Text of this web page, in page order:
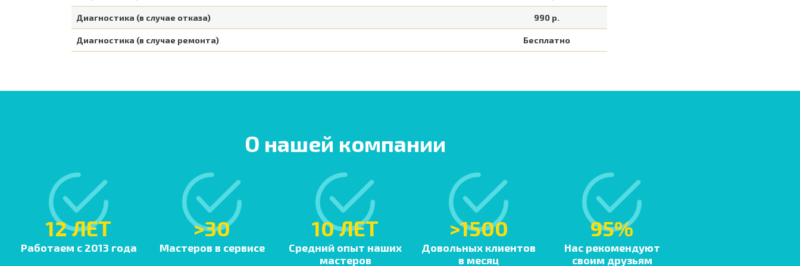
Диагностика (в случае отказа) 990 р.
Диагностика (в случае ремонта) Бесплатно
О нашей компании
12 ЛЕТ
Работаем с 2013 года
>30
Мастеров в сервисе
10 ЛЕТ
Средний опыт наших
мастеров
>1500
Довольных клиентов
в месяц
95%
Нас рекомендуют
своим друзьям